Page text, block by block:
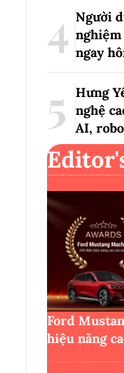
Người
ngay
Hưng
nghệ
AI,
Ford
hiệu năng